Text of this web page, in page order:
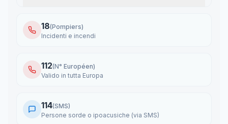
18(Pompiers)
Incidenti e incendi
112(N° Européen)
Valido in tutta Europa
114(SMS)
Persone sorde o ipoacusiche (via SMS)